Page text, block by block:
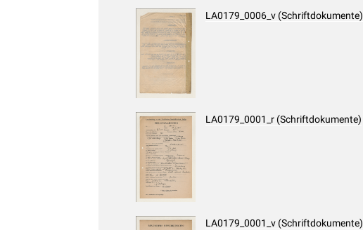
LA0179_0006_v (Schriftdokumente)
LA0179_0001_r (Schriftdokumente)
LA0179_0001_v (Schriftdokumente)